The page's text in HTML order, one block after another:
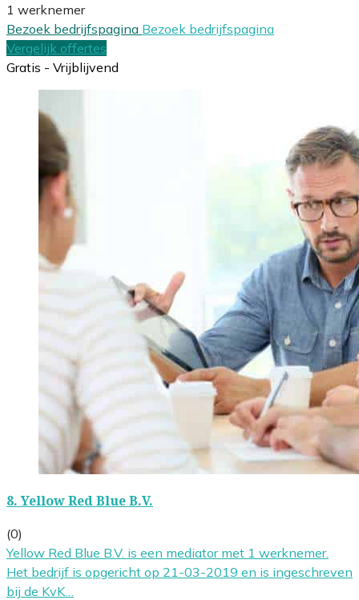
1 werknemer
Bezoek bedrijfspagina Bezoek bedrijfspagina
Vergelijk offertes
Gratis - Vrijblijvend
8. Yellow Red Blue B.V.
(0)
Yellow Red Blue B.V. is een mediator met 1 werknemer.
Het bedrijf is opgericht op 21-03-2019 en is ingeschreven
bij de KvK…